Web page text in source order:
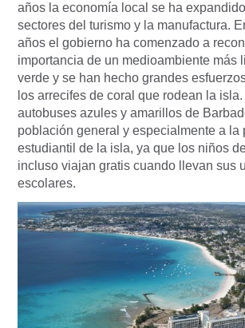
años la economía local se ha
sectores del turismo y la manufactura.
años el gobierno ha comenzado a
importancia de un medioambiente más
verde y se han hecho grandes
los arrecifes de coral que rodean la
autobuses azules y amarillos de
población general y especialmente a la
estudiantil de la isla, ya que los niños
incluso viajan gratis cuando llevan sus
escolares.